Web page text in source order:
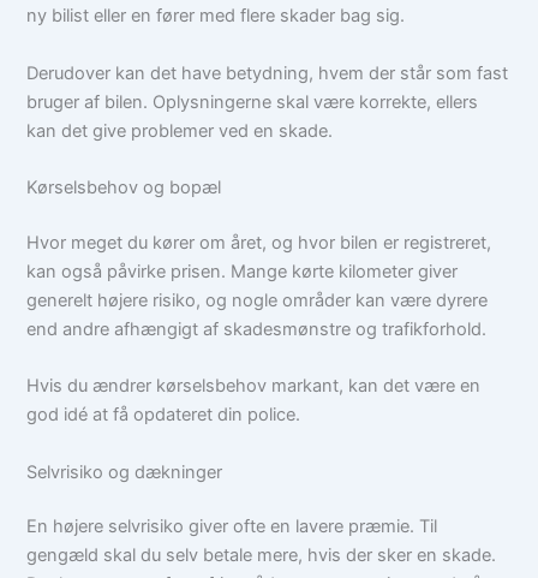
ny bilist eller en fører med flere skader bag sig.
Derudover kan det have betydning, hvem der står som fast
bruger af bilen. Oplysningerne skal være korrekte, ellers
kan det give problemer ved en skade.
Kørselsbehov og bopæl
Hvor meget du kører om året, og hvor bilen er registreret,
kan også påvirke prisen. Mange kørte kilometer giver
generelt højere risiko, og nogle områder kan være dyrere
end andre afhængigt af skadesmønstre og trafikforhold.
Hvis du ændrer kørselsbehov markant, kan det være en
god idé at få opdateret din police.
Selvrisiko og dækninger
En højere selvrisiko giver ofte en lavere præmie. Til
gengæld skal du selv betale mere, hvis der sker en skade.